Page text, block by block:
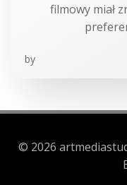
filmowy miał
by
© 2026